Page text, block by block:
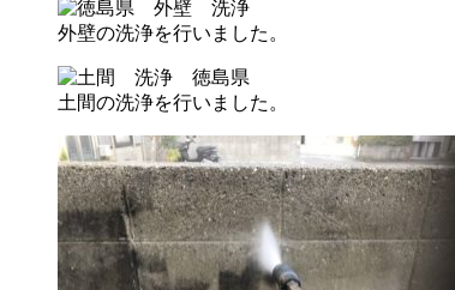
外壁の洗浄を行いました。
土間の洗浄を行いました。